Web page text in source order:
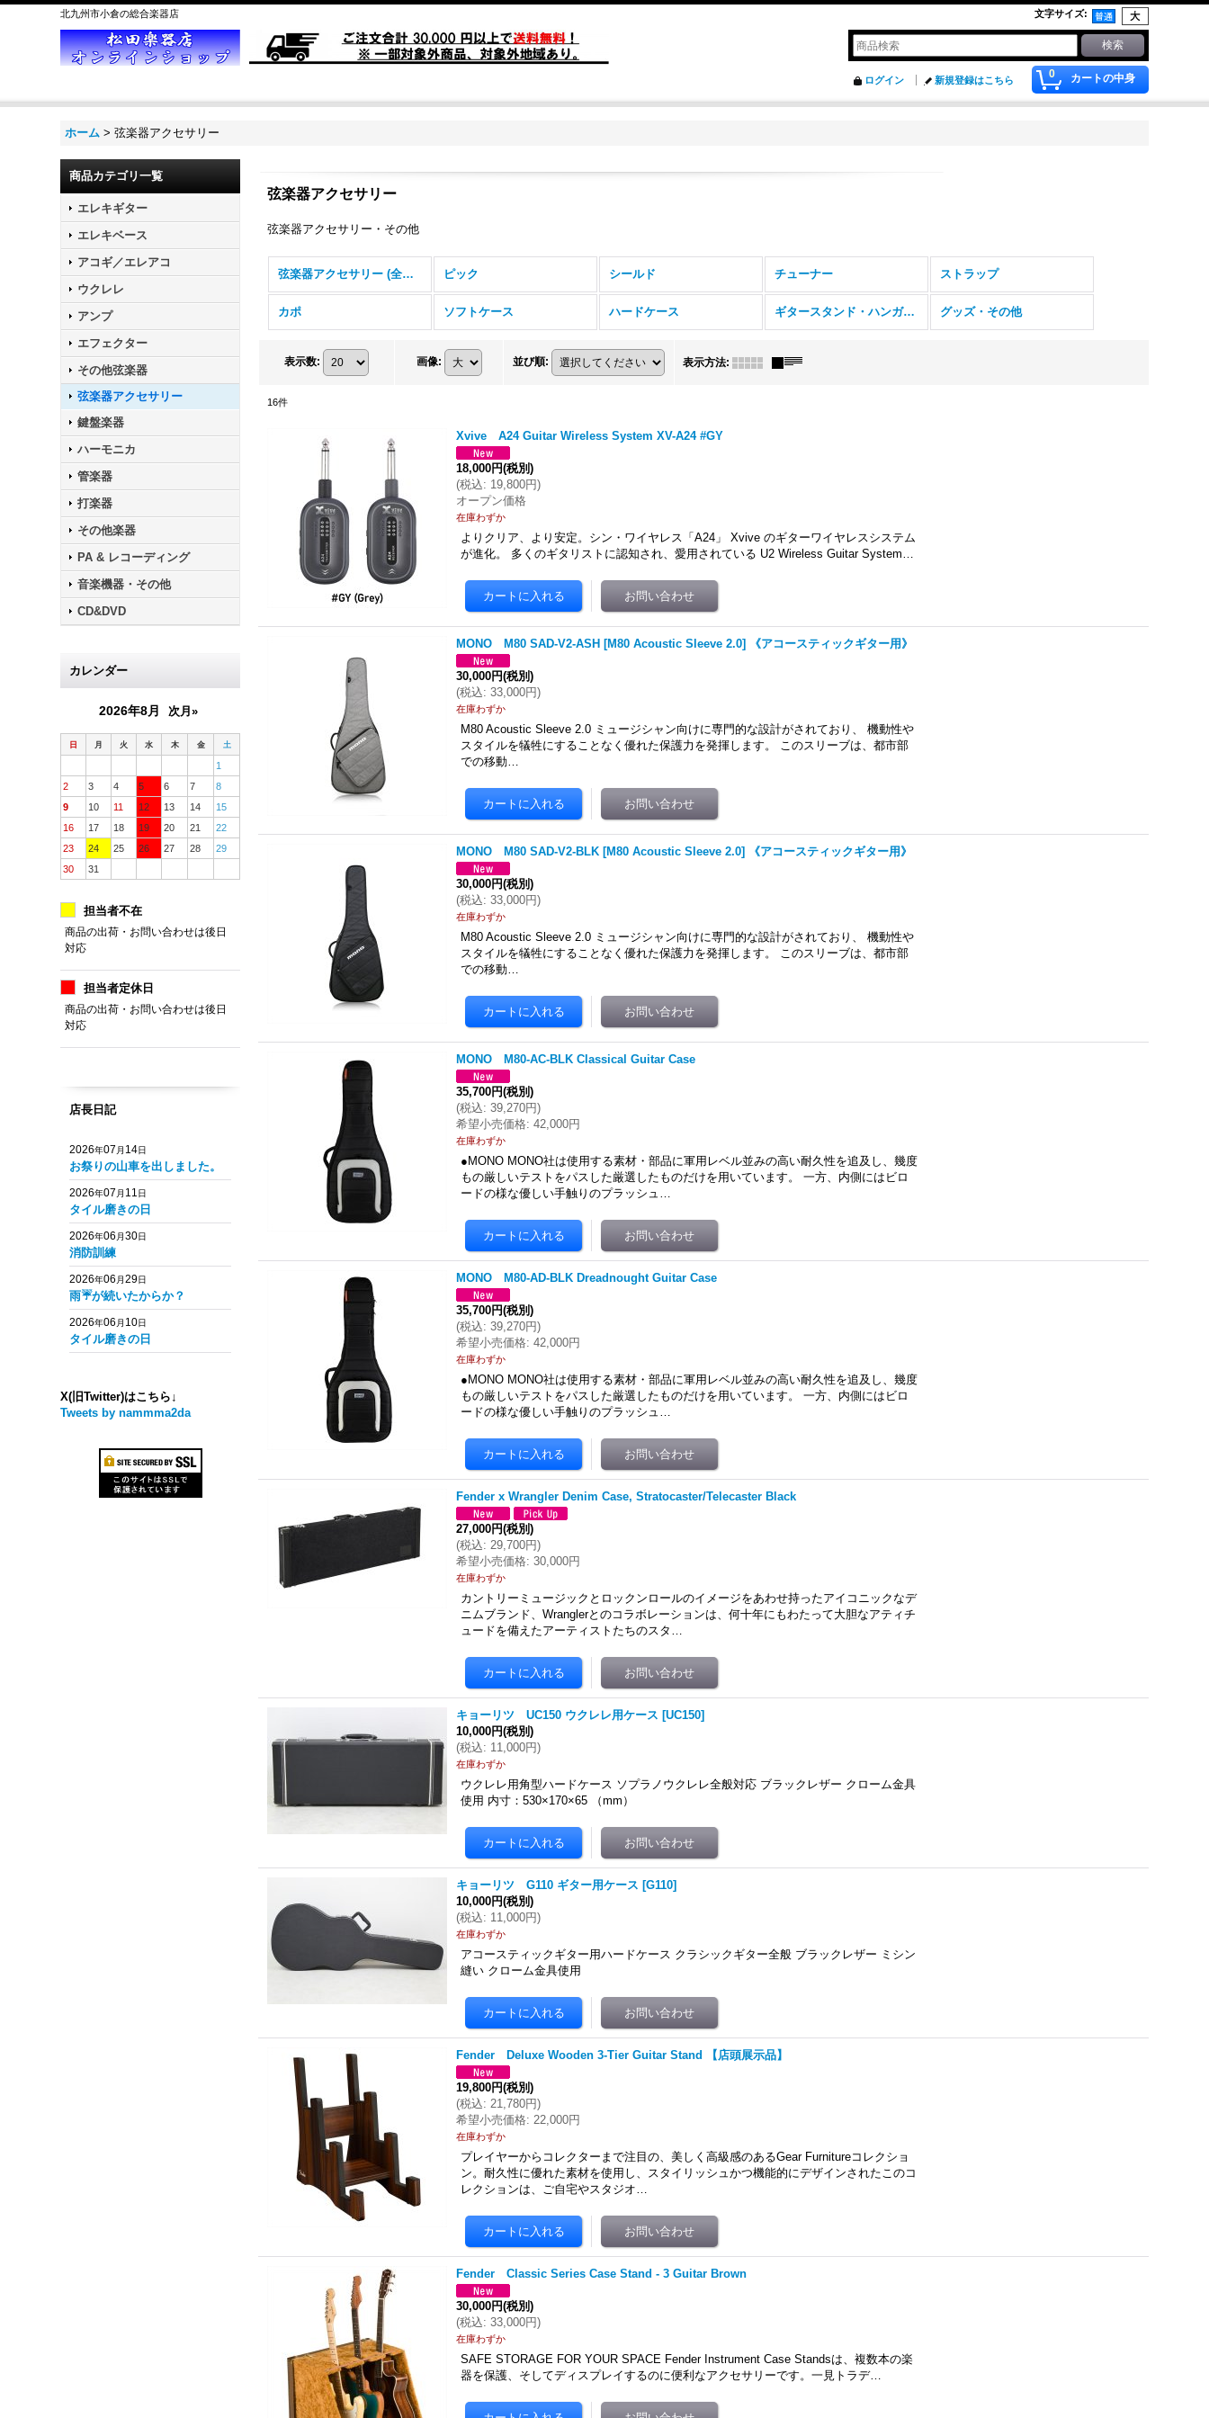
北九州市小倉の総合楽器店 文字サイズ:
0 カートの中身
ログイン 新規登録はこちら
ホーム > 弦楽器アクセサリー
商品カテゴリ一覧
エレキギター
エレキベース
アコギ／エレアコ
ウクレレ
アンプ
エフェクター
その他弦楽器
弦楽器アクセサリー
鍵盤楽器
ハーモニカ
管楽器
打楽器
その他楽器
PA & レコーディング
音楽機器・その他
CD&DVD
カレンダー
2026年8月 次月»
日 月 火 水 木 金 土
1
2
3 4 5 6 7
8
9
10 11 12 13 14
15
16
17 18 19 20 21
22
23
24 25 26 27 28
29
30
31
担当者不在
商品の出荷・お問い合わせは後日
対応
担当者定休日
商品の出荷・お問い合わせは後日
対応
店長日記
2026年07 月 14日
お祭りの山車を出しました。
2026年07 月 11日
タイル磨きの日
2026年06 月30日
消防訓練
2026年06 月29日
雨☔️が続いたからか？
2026年06 月 10日
タイル磨きの日
X(旧Twitter)はこちら↓
Tweets by nammma2da
弦楽器アクセサリー
弦楽器アクセサリー・その他
弦楽器アクセサリー (全商品) ピック シールド チューナー ストラップ
カポ ソフトケース ハードケース ギタースタンド・ハンガー・足台 グッズ・その他
表示数: 画像: 並び順: 表示方法:
16件
Xvive A24 Guitar Wireless System XV-A24 #GY
18,000円(税別)
(税込: 19,800円)
オープン価格
在庫わずか
よりクリア、より安定。シン・ワイヤレス「A24」 Xvive のギターワイヤレスシステム
が進化。 多くのギタリストに認知され、愛用されている U2 Wireless Guitar System…
MONO M80 SAD-V2-ASH [M80 Acoustic Sleeve 2.0] 《アコースティックギター用》
30,000円(税別)
(税込: 33,000円)
在庫わずか
M80 Acoustic Sleeve 2.0 ミュージシャン向けに専門的な設計がされており、 機動性や
スタイルを犠牲にすることなく優れた保護力を発揮します。 このスリーブは、都市部
での移動…
MONO M80 SAD-V2-BLK [M80 Acoustic Sleeve 2.0] 《アコースティックギター用》
30,000円(税別)
(税込: 33,000円)
在庫わずか
M80 Acoustic Sleeve 2.0 ミュージシャン向けに専門的な設計がされており、 機動性や
スタイルを犠牲にすることなく優れた保護力を発揮します。 このスリーブは、都市部
での移動…
MONO M80-AC-BLK Classical Guitar Case
35,700円(税別)
(税込: 39,270円)
希望小売価格: 42,000円
在庫わずか
●MONO MONO社は使用する素材・部品に軍用レベル並みの高い耐久性を追及し、幾度
もの厳しいテストをパスした厳選したものだけを用いています。 一方、内側にはビロ
ードの様な優しい手触りのプラッシュ…
MONO M80-AD-BLK Dreadnought Guitar Case
35,700円(税別)
(税込: 39,270円)
希望小売価格: 42,000円
在庫わずか
●MONO MONO社は使用する素材・部品に軍用レベル並みの高い耐久性を追及し、幾度
もの厳しいテストをパスした厳選したものだけを用いています。 一方、内側にはビロ
ードの様な優しい手触りのプラッシュ…
Fender x Wrangler Denim Case, Stratocaster/Telecaster Black
27,000円(税別)
(税込: 29,700円)
希望小売価格: 30,000円
在庫わずか
カントリーミュージックとロックンロールのイメージをあわせ持ったアイコニックなデ
ニムブランド、Wranglerとのコラボレーションは、何十年にもわたって大胆なアティチ
ュードを備えたアーティストたちのスタ…
キョーリツ UC150 ウクレレ用ケース [UC150]
10,000円(税別)
(税込: 11,000円)
在庫わずか
ウクレレ用角型ハードケース ソプラノウクレレ全般対応 ブラックレザー クローム金具
使用 内寸：530×170×65 （mm）
キョーリツ G110 ギター用ケース [G110]
10,000円(税別)
(税込: 11,000円)
在庫わずか
アコースティックギター用ハードケース クラシックギター全般 ブラックレザー ミシン
縫い クローム金具使用
Fender Deluxe Wooden 3-Tier Guitar Stand 【店頭展示品】
19,800円(税別)
(税込: 21,780円)
希望小売価格: 22,000円
在庫わずか
プレイヤーからコレクターまで注目の、美しく高級感のあるGear Furnitureコレクショ
ン。耐久性に優れた素材を使用し、スタイリッシュかつ機能的にデザインされたこのコ
レクションは、ご自宅やスタジオ…
Fender Classic Series Case Stand - 3 Guitar Brown
30,000円(税別)
(税込: 33,000円)
在庫わずか
SAFE STORAGE FOR YOUR SPACE Fender Instrument Case Standsは、複数本の楽
器を保護、そしてディスプレイするのに便利なアクセサリーです。一見トラデ…